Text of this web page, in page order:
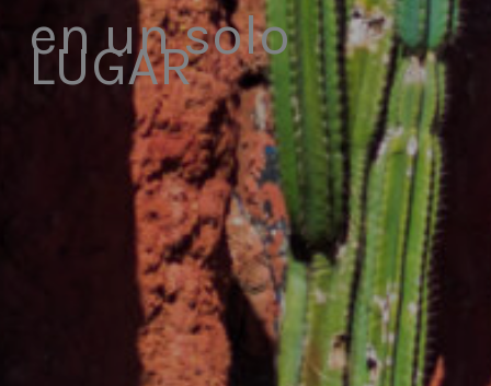
en un solo
LUGAR